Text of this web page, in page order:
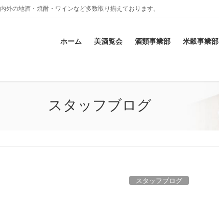
の地酒・焼酎・ワインなど多数取り揃えております。
ホーム 美酒覧会 酒類事業部 米穀事業部
スタッフブログ
スタッフブログ